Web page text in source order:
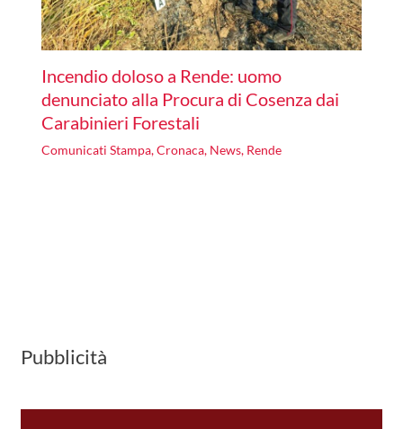
Incendio doloso a Rende: uomo
denunciato alla Procura di Cosenza dai
Carabinieri Forestali
Comunicati Stampa,Cronaca, News, Rende
Pubblicità